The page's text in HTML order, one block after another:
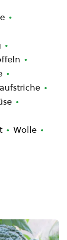
Wolle